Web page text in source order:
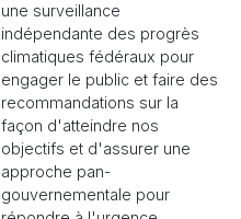
une surveillance
indépendante des progrès
climatiques fédéraux pour
engager le public et faire des
recommandations sur la
façon d'atteindre nos
objectifs et d'assurer une
approche pan-
gouvernementale pour